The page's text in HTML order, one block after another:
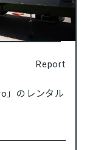
Report
」のレンタル